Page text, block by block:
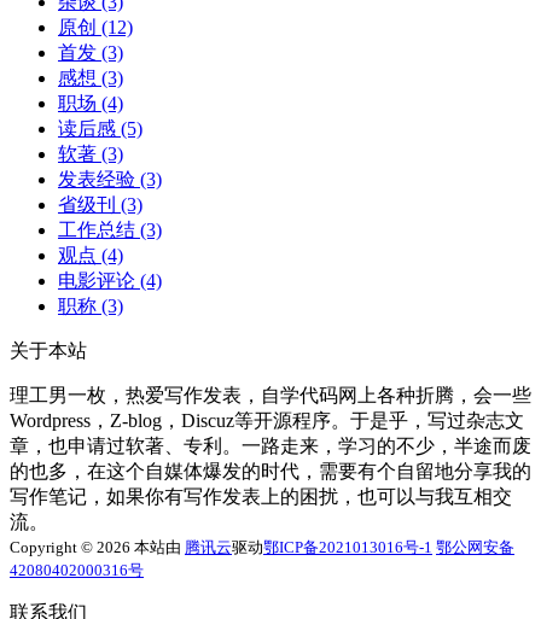
原创 (12)
首发 (3)
感想 (3)
职场 (4)
读后感 (5)
软著 (3)
发表经验 (3)
省级刊 (3)
工作总结 (3)
观点 (4)
电影评论 (4)
职称 (3)
关于本站
理工男一枚，热爱写作发表，自学代码网上各种折腾，会一些
Wordpress，Z-blog，Discuz等开源程序。于是乎，写过杂志文
章，也申请过软著、专利。一路走来，学习的不少，半途而废
的也多，在这个自媒体爆发的时代，需要有个自留地分享我的
写作笔记，如果你有写作发表上的困扰，也可以与我互相交
流。
Copyright © 2026 本站由 腾讯云驱动鄂ICP备2021013016号-1 鄂公网安备
42080402000316号
联系我们